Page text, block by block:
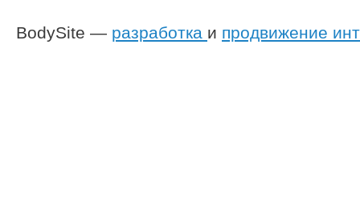
BodySite — разработка и продвижение